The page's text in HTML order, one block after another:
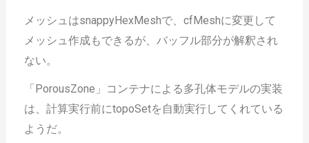
メッシュはsnappyHexMeshで、cfMeshに変更して
メッシュ作成もできるが、バッフル部分が解釈され
ない。
「PorousZone」コンテナによる多孔体モデルの実装
は、計算実行前にtopoSetを自動実行してくれている
ようだ。